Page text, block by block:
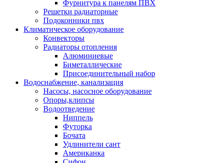
Фурнитура к панелям ПВХ
Решетки радиаторные
Подоконники пвх
Климатическое оборудование
Конвекторы
Радиаторы отопления
Алюминиевые
Биметаллические
Присоединительный набор
Водоснабжение, канализация
Насосы, насосное оборудование
Опоры,клипсы
Водоотведение
Ниппель
Футорка
Бочата
Удлинители сант
Американка